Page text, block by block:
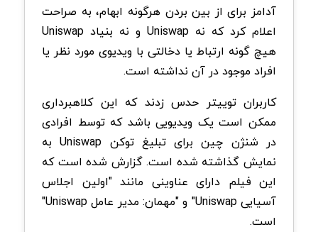
آدامز برای از بین بردن هرگونه ابهام، به صراحت
اعلام کرد که نه Uniswap و نه بنیاد Uniswap
هیچ گونه ارتباط یا دخالتی با ویدیوی مورد نظر یا
افراد موجود در آن نداشته است.
کاربران توییتر حدس زدند که این کلاهبرداری
ممکن است یک ویدیویی باشد که توسط افرادی
در شنژن چین برای تبلیغ توکن Uniswap به
نمایش گذاشته شده است. گزارش شده است که
این فیلم دارای عناوینی مانند "اولین اجلاس
آسیایی Uniswap" و "مهمان: مدیر عامل Uniswap"
است.